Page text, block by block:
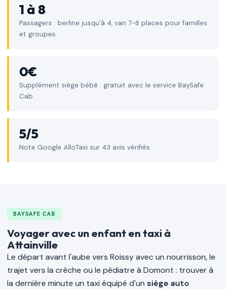
1 à 8
Passagers : berline jusqu'à 4, van 7-8 places pour familles
et groupes.
0€
Supplément siège bébé : gratuit avec le service BaySafe
Cab.
5/5
Note Google AlloTaxi sur 43 avis vérifiés.
BAYSAFE CAB
Voyager avec un enfant en taxi à
Attainville
Le départ avant l'aube vers Roissy avec un nourrisson, le
trajet vers la crèche ou le pédiatre à Domont : trouver à
la dernière minute un taxi équipé d'un siège auto